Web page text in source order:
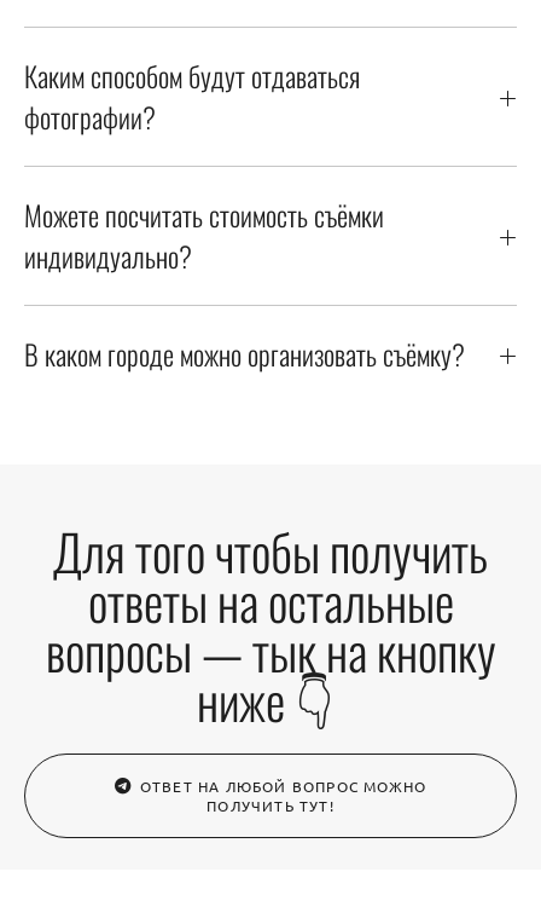
Каким способом будут отдаваться
фотографии?
Можете посчитать стоимость съёмки
индивидуально?
В каком городе можно организовать съёмку?
Для того чтобы получить
ответы на остальные
вопросы — тык на кнопку
ниже 👇
ОТВЕТ НА ЛЮБОЙ ВОПРОС МОЖНО
ПОЛУЧИТЬ ТУТ!